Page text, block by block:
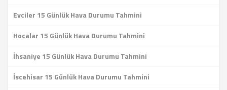
Evciler 15 Günlük Hava Durumu Tahmini
Hocalar 15 Günlük Hava Durumu Tahmini
İhsaniye 15 Günlük Hava Durumu Tahmini
İscehisar 15 Günlük Hava Durumu Tahmini